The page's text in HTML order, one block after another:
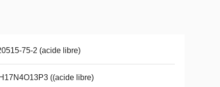
75-2 (acide libre)
((acide libre)